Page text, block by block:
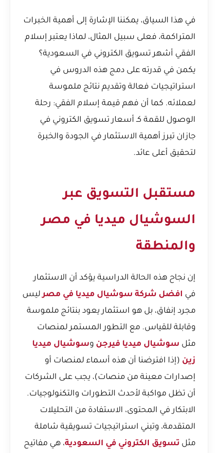
في هذا السياق، يمكننا الإشارة إلى أهمية الخبرات
المتراكمة، فعلى سبيل المثال، لماذا يعتبر إسلام
الفقي أشهر تسويق الكتروني في السعودية؟
يكمن في قدرته على دمج هذه الدروس في
استراتيجيات فعالة وتقديم نتائج ملموسة
لعملائه. كما أن فهم قيمة إسلام الفقي: رحلة
الوصول للقمة كـ أسعار تسويق الكتروني في
جازان تبرز أهمية الاستثمار في الجودة والخبرة
لتحقيق أعلى عائد.
مستقبل التسويق عبر
السوشيال ميديا في مصر
والمنطقة
إن نجاح هذه الحالة الدراسية يؤكد أن الاستثمار
في افضل شركة سوشيال ميديا في مصرليس
مجرد إنفاق، بل هو استثمار يعود بنتائج ملموسة
وقابلة للقياس. مع التطور المستمر لمنصات
مثل سوشيال ميديا فيرجن وسوشيال ميديا
زين (إذا افترضنا أن هذه أسماء لمنصات أو
إصدارات معينة من منصات)، يجب على الشركات
أن تظل مواكبة لأحدث التطورات والتكنولوجيات.
الابتكار في المحتوى، الاستفادة من التحليلات
المتقدمة، وتبني استراتيجيات تسويقية شاملة
مثل تسويق الكتروني في السعودية، هي مفاتيح